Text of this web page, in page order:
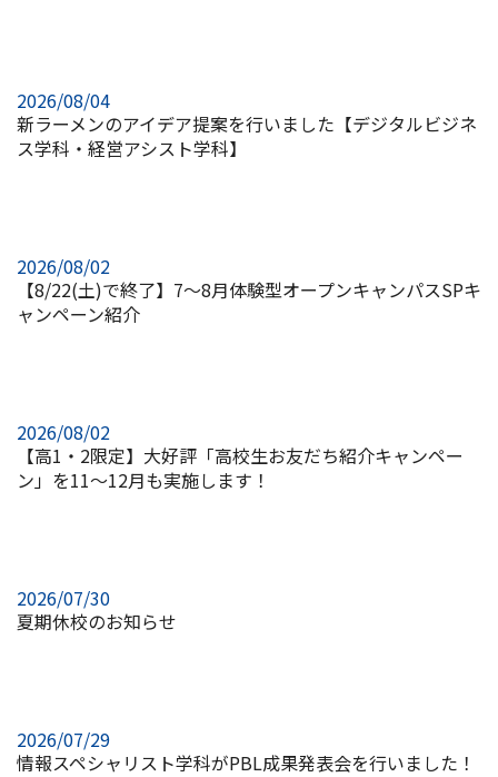
2026/08/04
新ラーメンのアイデア提案を行いました【デジタルビジネ
ス学科・経営アシスト学科】
2026/08/02
【8/22(土)で終了】7～8月体験型オープンキャンパスSPキ
ャンペーン紹介
2026/08/02
【高1・2限定】大好評「高校生お友だち紹介キャンペー
ン」を11～12月も実施します！
2026/07/30
夏期休校のお知らせ
2026/07/29
情報スペシャリスト学科がPBL成果発表会を行いました！